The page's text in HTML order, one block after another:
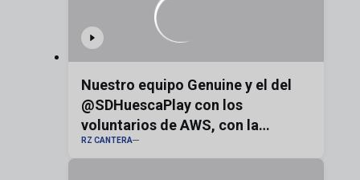
Nuestro equipo Genuine y el del
@SDHuescaPlay con los
voluntarios de AWS, con la
bandera de Aragón
RZ CANTERA